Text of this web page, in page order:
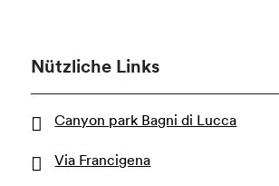
Nützliche Links
Canyon park Bagni di Lucca
Via Francigena